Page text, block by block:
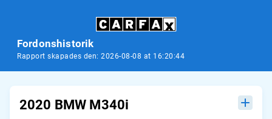
Fordonshistorik
Rapport skapades den: 2026-08-08 at 16:20:44
2020 BMW M340i